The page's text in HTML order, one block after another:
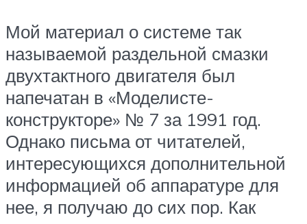
Мой материал о системе так
называемой раздельной смазки
двухтактного двигателя был
напечатан в «Моделисте-
конструкторе» № 7 за 1991 год.
Однако письма от читателей,
интересующихся дополнительной
информацией об аппаратуре для
нее, я получаю до сих пор. Как